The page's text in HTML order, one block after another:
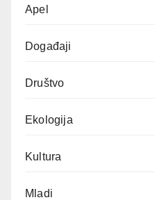
Apel
Događaji
Društvo
Ekologija
Kultura
Mladi